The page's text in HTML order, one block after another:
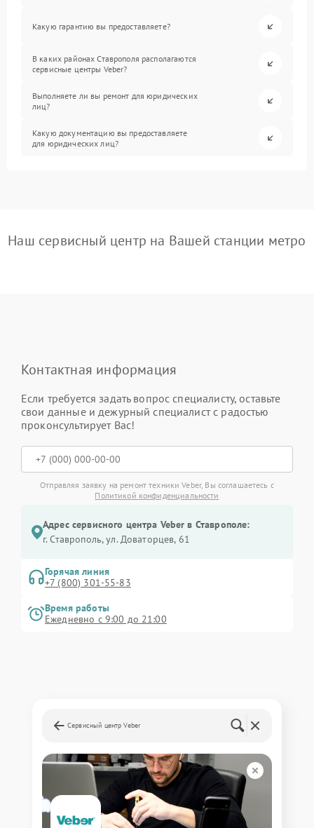
Какую гарантию вы предоставляете?
В каких районах Ставрополя располагаются
сервисные центры Veber?
Выполняете ли вы ремонт для юридических
лиц?
Какую документацию вы предоставляете
для юридических лиц?
Наш сервисный центр на Вашей станции метро
Контактная информация
Если требуется задать вопрос специалисту, оставьте
свои данные и дежурный специалист с радостью
проконсультирует Вас!
Отправляя заявку на ремонт техники Veber, Вы соглашаетесь с
Политикой конфиденциальности
Адрес сервисного центра Veber в Ставрополе:
г. Ставрополь, ул. Доваторцев, 61
Горячая линия
+7 (800) 301-55-83
Время работы
Ежедневно с 9:00 до 21:00
Сервисный центр Veber